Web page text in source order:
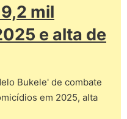
mil
e alta de
Bukele' de combate
em 2025, alta